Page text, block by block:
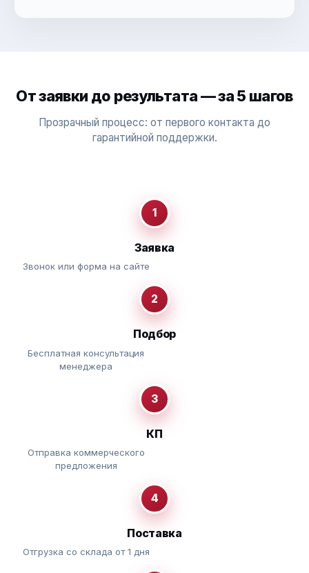
От заявки до результата — за 5 шагов
Прозрачный процесс: от первого контакта до
гарантийной поддержки.
1
Заявка
Звонок или форма на сайте
2
Подбор
Бесплатная консультация
менеджера
3
КП
Отправка коммерческого
предложения
4
Поставка
Отгрузка со склада от 1 дня